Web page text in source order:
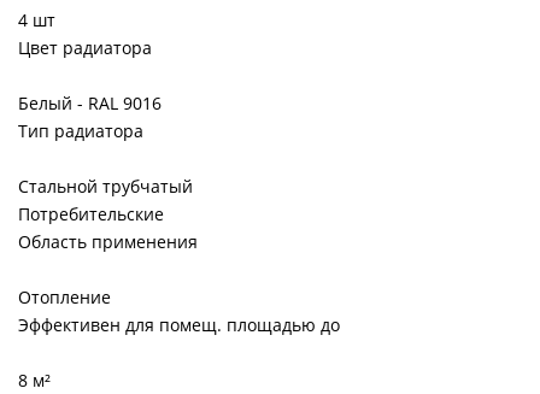
4 шт
Цвет радиатора
Белый - RAL 9016
Тип радиатора
Стальной трубчатый
Потребительские
Область применения
Отопление
Эффективен для помещ. площадью до
8 м²